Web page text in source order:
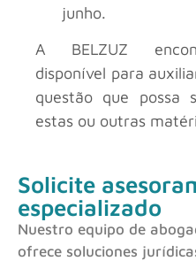
junho.
A BELZUZ
disponível para
questão que possa
estas ou outras
Solicite
especializado
Nuestro equipo de
ofrece soluciones